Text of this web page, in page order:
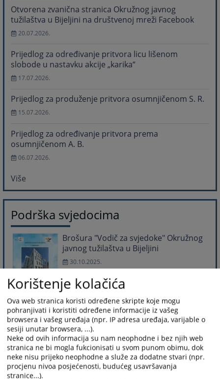
Otvorena zvanična stranica Okružnog javnog
tužilaštva u Bijeljini na društvenoj mreži Facebook
20.07.2026.
Prijedlog za određivanje pritvora licu lišenom
slobode u nastavku akcije „karika“
17.07.2026.
Prijedlog za produženje pritvora osumnjičenom S. R.
15.07.2026.
Prijedlog za određivanje pritvora prema
osumnjičenom A. B.
06.07.2026.
Više
Podrška svjedocima
Brošura "Vodič za svjedoke" Okružnog
javnog tužilaštva u Bijeljini
30.10.2025.
tužilaštva u Bijeljini.
Smjernice za roditelje i smjernice za
djecu i mlade
30.04.2024.
SMJERNICE ZA RODITELJE : Kako pružiti podršku
djetetu svjedoku/oštećenom? SMJERNICE ZA DJECU I
MLADE : Šta kada te pozovu u tužilaštvo?
Korištenje kolačića
Ova web stranica koristi određene skripte koje mogu
pohranjivati i koristiti određene informacije iz vašeg
browsera i vašeg uređaja (npr. IP adresa uređaja, varijable o
sesiji unutar browsera, ...).
Neke od ovih informacija su nam neophodne i bez njih web
stranica ne bi mogla fukcionisati u svom punom obimu, dok
neke nisu prijeko neophodne a služe za dodatne stvari (npr.
procjenu nivoa posjećenosti, budućeg usavršavanja
stranice...).